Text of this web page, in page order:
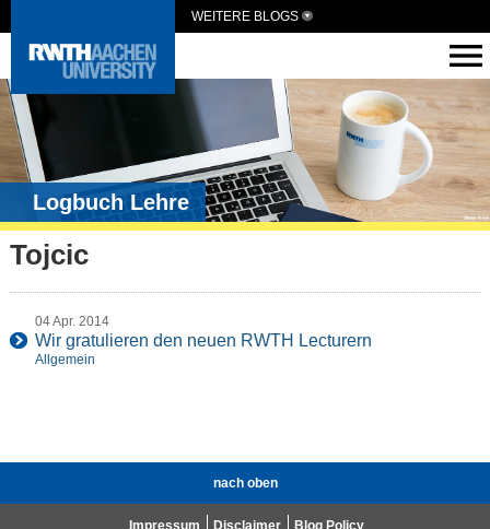
WEITERE BLOGS
Logbuch Lehre
Tojcic
04 Apr. 2014
Wir gratulieren den neuen RWTH Lecturern
Allgemein
nach oben